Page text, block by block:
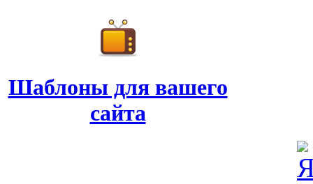
Шаблоны для вашего
сайта